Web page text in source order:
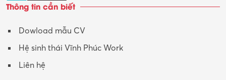
Tư vấn
Tư vấn – Kiến trúc
Thông tin cần biết
Dowload mẫu CV
Hệ sinh thái Vĩnh Phúc Work
Liên hệ